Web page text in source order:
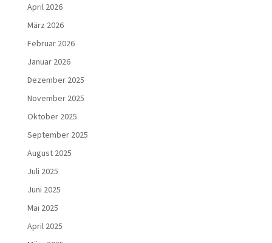
April 2026
März 2026
Februar 2026
Januar 2026
Dezember 2025
November 2025
Oktober 2025
September 2025
August 2025
Juli 2025
Juni 2025
Mai 2025
April 2025